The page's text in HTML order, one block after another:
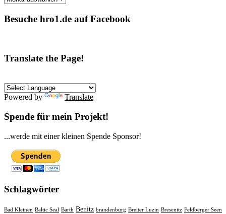
Besuche hro1.de auf Facebook
Translate the Page!
Powered by Translate
Spende für mein Projekt!
...werde mit einer kleinen Spende Sponsor!
Schlagwörter
Bad Kleinen Baltic Seal Barth Benitz brandenburg Breiter Luzin Bresenitz Feldberger Seen